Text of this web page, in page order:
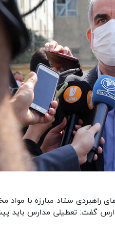
ستاد مبارزه با مواد
گفت: تعطیلی مدارس باید